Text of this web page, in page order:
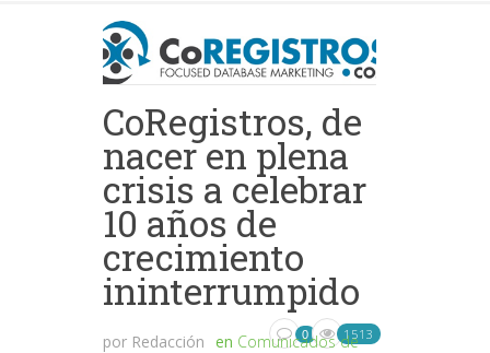
CoRegistros, de
nacer en plena
crisis a celebrar
10 años de
crecimiento
ininterrumpido
por Redacción en Comunicados de
0 1513